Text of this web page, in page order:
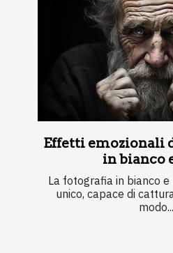
Effetti emozionali
in bianco
La fotografia in bianco
unico, capace di
modo...